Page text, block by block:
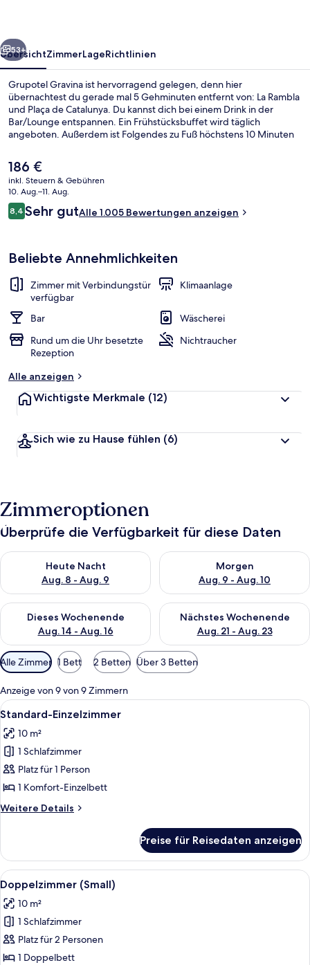
Weiter
53+
ÜbersichtZimmerLageRichtlinien
Grupotel Gravina ist hervorragend gelegen, denn hier
übernachtest du gerade mal 5 Gehminuten entfernt von: La Rambla
und Plaça de Catalunya. Du kannst dich bei einem Drink in der
Bar/Lounge entspannen. Ein Frühstücksbuffet wird täglich
angeboten. Außerdem ist Folgendes zu Fuß höchstens 10 Minuten
Reisende mögen das hilfsbereite Personal und die Lage. Die
öffentlichen Verkehrsmittel sind nur einen kurzen Fußmarsch
entfernt: Zur U-Bahn-Station Universitat sind es nur wenige Schritte
und zur S-Bahn-Station Plaça de Catalunya 4 Minuten.
Der
aktuelle
Preis
beträgt
186 €.
186 €
inkl. Steuern & Gebühren
10. Aug.–11. Aug.
Bewertungen
8,48,4 von 10.
Sehr gutAlle 1.005 Bewertungen anzeigen
Beliebte Annehmlichkeiten
Zimmer mit Verbindungstür
verfügbar
Klimaanlage
Bar
Wäscherei
Rund um die Uhr besetzte
Rezeption
Nichtraucher
Alle anzeigen
Wichtigste Merkmale (12)
Sich wie zu Hause fühlen (6)
Zimmeroptionen
Überprüfe die Verfügbarkeit für diese Daten
Heute Nacht
Aug. 8 - Aug. 9
Überprüfe die Verfügbarkeit für heute Nacht, Aug. 8 - Aug. 9.
Morgen
Aug. 9 - Aug. 10
Überprüfe die Verfügbarkeit
Dieses Wochenende
Aug. 14 - Aug. 16
Überprüfe die Verfügbarkeit für dieses Wochenende, Aug. 14
Nächstes Wochenende
Aug. 21 - Aug. 23
Überprüfe die Verfügbarkeit
Verfügbare
Filter
für
Zimmer
Alle Zimmer 1 Bett 2 Betten Über 3 Betten
Anzeige von 9 von 9 Zimmern
Alle
Fotos
für
Standard-
Einzelzimmer
anzeigen
Ein Hotelzimmer mit Bett,
3
Standard-Einzelzimmer
10 m²
1 Schlafzimmer
Platz für 1 Person
1 Komfort-Einzelbett
Weitere Details
Weitere
Einzelzimmer
Preise für Reisedaten anzeigen
Alle
Fotos
für
Doppelzimmer
(Small)
anzeigen
Ein Hotelzimmer mit Bett,
8
Doppelzimmer (Small)
10 m²
1 Schlafzimmer
Platz für 2 Personen
1 Doppelbett